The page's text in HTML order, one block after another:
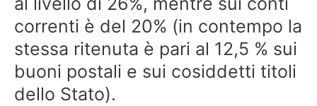
correnti è del 20% (in contempo la
stessa ritenuta è pari al 12,5 % sui
buoni postali e sui cosiddetti titoli
dello Stato).